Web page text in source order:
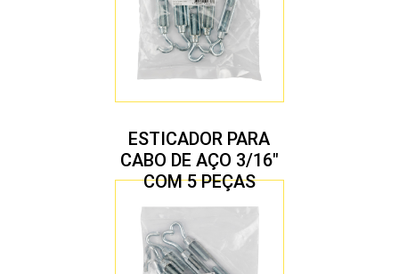
ESTICADOR PARA
CABO DE AÇO 3/16″
COM 5 PEÇAS